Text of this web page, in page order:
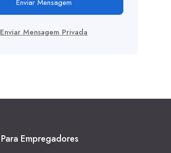
Enviar Mensagem
Enviar Mensagem Privada
Para Empregadores